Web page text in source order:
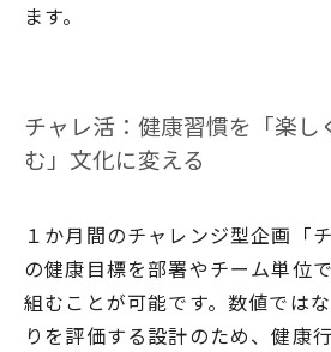
ます。
チャレ活：健康習慣を「楽し
む」文化に変える
１か月間のチャレンジ型企画「
の健康目標を部署やチーム単位
組むことが可能です。数値では
りを評価する設計のため、健康